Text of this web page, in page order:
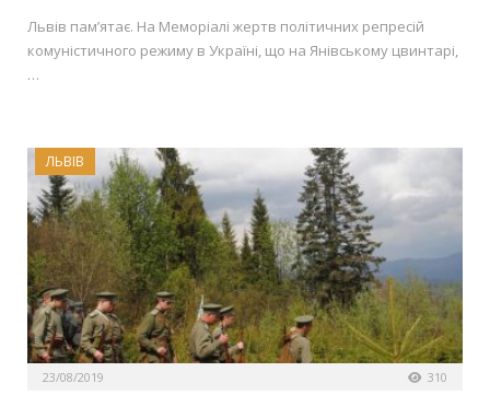
Львів пам’ятає. На Меморіалі жертв політичних репресій
комуністичного режиму в Україні, що на Янівському цвинтарі,
…
ЛЬВІВ
23/08/2019 310